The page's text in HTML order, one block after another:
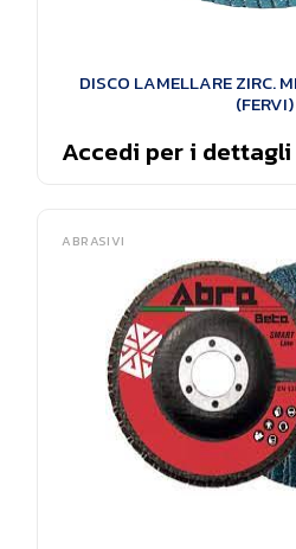
DISCO LAMELLARE ZIRC.
(FERVI)
Accedi per i dettagli
ABRASIVI